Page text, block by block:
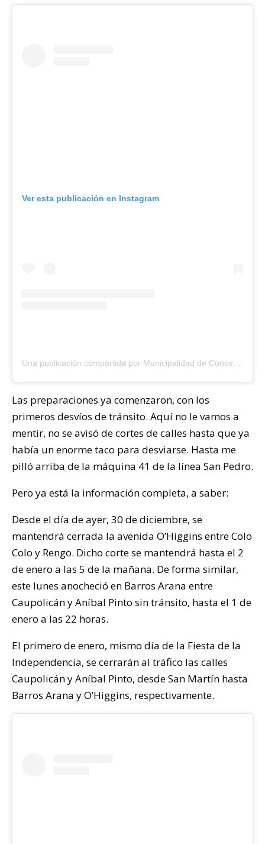
Ver esta publicación en Instagram
Las preparaciones ya comenzaron, con los
primeros desvíos de tránsito. Aquí no le vamos a
mentir, no se avisó de cortes de calles hasta que ya
había un enorme taco para desviarse. Hasta me
pilló arriba de la máquina 41 de la línea San Pedro.
Pero ya está la información completa, a saber:
Desde el día de ayer, 30 de diciembre, se
mantendrá cerrada la avenida O’Higgins entre Colo
Colo y Rengo. Dicho corte se mantendrá hasta el 2
de enero a las 5 de la mañana. De forma similar,
este lunes anocheció en Barros Arana entre
Caupolicán y Aníbal Pinto sin tránsito, hasta el 1 de
enero a las 22 horas.
El primero de enero, mismo día de la Fiesta de la
Independencia, se cerrarán al tráfico las calles
Caupolicán y Aníbal Pinto, desde San Martín hasta
Barros Arana y O’Higgins, respectivamente.